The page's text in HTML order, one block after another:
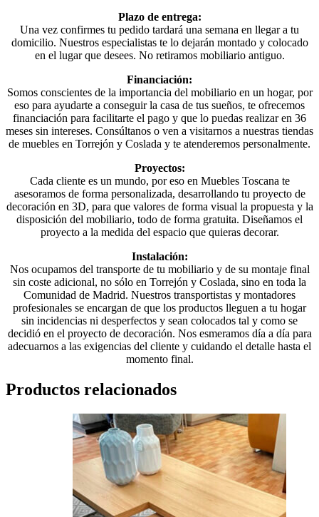
Plazo de entrega:
Una vez confirmes tu pedido tardará una semana en llegar a tu
domicilio. Nuestros especialistas te lo dejarán montado y colocado
en el lugar que desees. No retiramos mobiliario antiguo.
Financiación:
Somos conscientes de la importancia del mobiliario en un hogar, por
eso para ayudarte a conseguir la casa de tus sueños, te ofrecemos
financiación para facilitarte el pago y que lo puedas realizar en 36
meses sin intereses. Consúltanos o ven a visitarnos a nuestras tiendas
de muebles en Torrejón y Coslada y te atenderemos personalmente.
Proyectos:
Cada cliente es un mundo, por eso en Muebles Toscana te
asesoramos de forma personalizada, desarrollando tu proyecto de
decoración en 3D, para que valores de forma visual la propuesta y la
disposición del mobiliario, todo de forma gratuita. Diseñamos el
proyecto a la medida del espacio que quieras decorar.
Instalación:
Nos ocupamos del transporte de tu mobiliario y de su montaje final
sin coste adicional, no sólo en Torrejón y Coslada, sino en toda la
Comunidad de Madrid. Nuestros transportistas y montadores
profesionales se encargan de que los productos lleguen a tu hogar
sin incidencias ni desperfectos y sean colocados tal y como se
decidió en el proyecto de decoración. Nos esmeramos día a día para
adecuarnos a las exigencias del cliente y cuidando el detalle hasta el
momento final.
Productos relacionados